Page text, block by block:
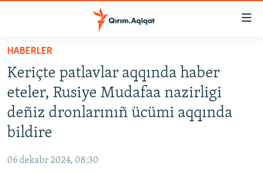
Esas
qaytmaq
Baş
navigatsiyağa
qaytmaq
Qıdıruvğa
SİYASET
İQTİSADİYAT
CEMİYET
İNSAN AQLARI
HABERLER
Keriçte patlavlar aqqında haber
eteler, Rusiye Mudafaa nazirligi
deñiz dronlarınıñ ücümi aqqında
bildire
06 dekabr 2024, 08:30